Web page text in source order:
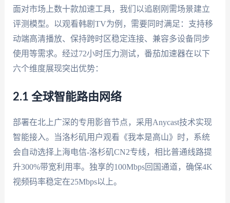
面对市场上数十款加速工具，我们以追剧刚需场景建立
评测模型。以观看韩剧TV为例，需要同时满足：支持移
动端高清播放、保持跨时区稳定连接、兼容多设备同步
使用等需求。经过72小时压力测试，番茄加速器在以下
六个维度展现突出优势：
2.1 全球智能路由网络
部署在北上广深的专用影音节点，采用Anycast技术实现
智能接入。当洛杉矶用户观看《我本是高山》时，系统
会自动选择上海电信-洛杉矶CN2专线，相比普通线路提
升300%带宽利用率。独享的100Mbps回国通道，确保4K
视频码率稳定在25Mbps以上。